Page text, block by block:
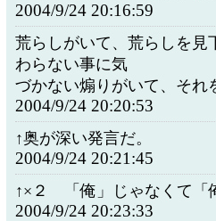
2004/9/24 20:16:59
荒らしがいて、荒らしを見
わらない事に気
づかない煽りがいて、それ
2004/9/24 20:20:53
↑奥が深い発言だ。
2004/9/24 20:21:45
↑×２ 「俺」じゃなくて「
2004/9/24 20:23:33